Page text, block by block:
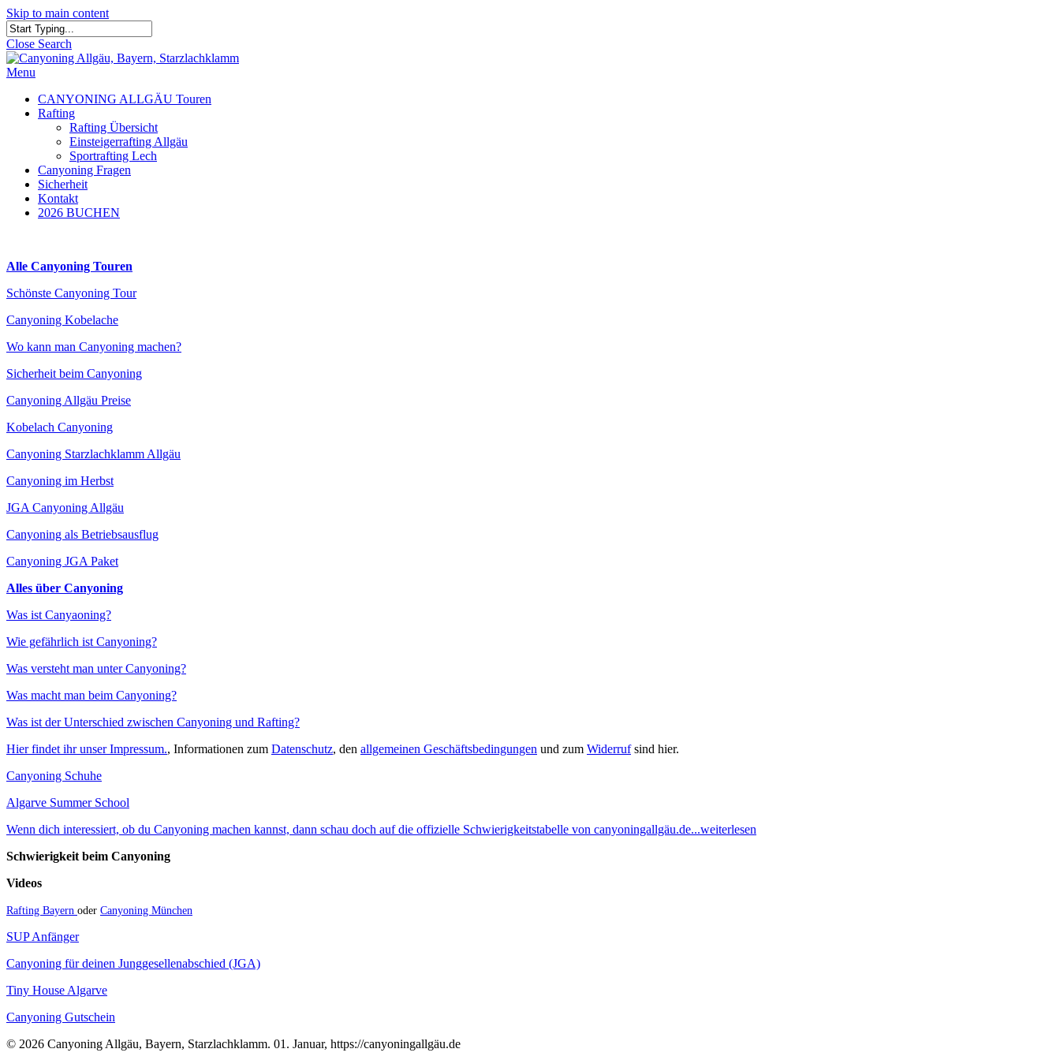
Skip to main content
Close Search
Menu
CANYONING ALLGÄU Touren
Rafting
Rafting Übersicht
Einsteigerrafting Allgäu
Sportrafting Lech
Canyoning Fragen
Sicherheit
Kontakt
2026 BUCHEN
Alle Canyoning Touren
Schönste Canyoning Tour
Canyoning Kobelache
Wo kann man Canyoning machen?
Sicherheit beim Canyoning
Canyoning Allgäu Preise
Kobelach Canyoning
Canyoning Starzlachklamm Allgäu
Canyoning im Herbst
JGA Canyoning Allgäu
Canyoning als Betriebsausflug
Canyoning JGA Paket
Alles über Canyoning
Was ist Canyaoning?
Wie gefährlich ist Canyoning?
Was versteht man unter Canyoning?
Was macht man beim Canyoning?
Was ist der Unterschied zwischen Canyoning und Rafting?
Hier findet ihr unser Impressum., Informationen zum Datenschutz, den allgemeinen Geschäftsbedingungen und zum Widerrufsind hier.
Canyoning Schuhe
Algarve Summer School
Wenn dich interessiert, ob du Canyoning machen kannst, dann schau doch auf die offizielle Schwierigkeitstabelle von canyoningallgäu.de...weiterlesen
Schwierigkeit beim Canyoning
Videos
Rafting Bayern oder Canyoning München
SUP Anfänger
Canyoning für deinen Junggesellenabschied (JGA)
Tiny House Algarve
Canyoning Gutschein
© 2026 Canyoning Allgäu, Bayern, Starzlachklamm. 01. Januar, https://canyoningallgäu.de